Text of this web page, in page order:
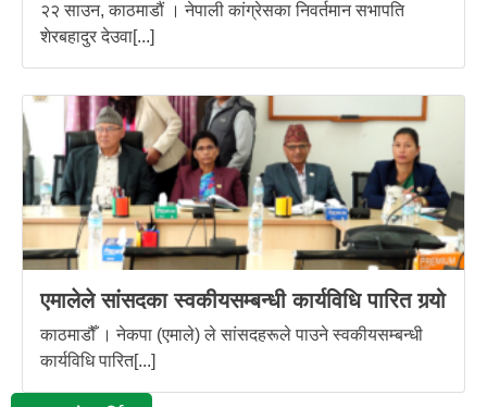
२२ साउन, काठमाडौं । नेपाली कांग्रेसका निवर्तमान सभापति
शेरबहादुर देउवा[...]
एमालेले सांसदका स्वकीयसम्बन्धी कार्यविधि पारित गर्‍यो
काठमाडौँ । नेकपा (एमाले) ले सांसदहरूले पाउने स्वकीयसम्बन्धी
कार्यविधि पारित[...]